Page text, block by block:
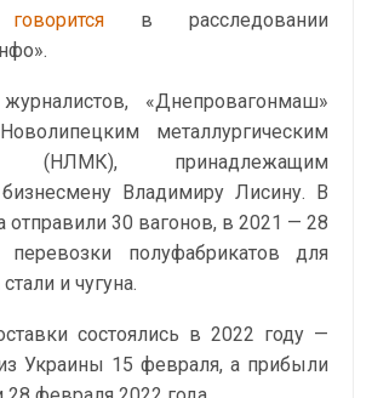
говорится в расследовании
«Днепровагонмаш»
металлургическим
(НЛМК), принадлежащим
Владимиру Лисину. В
отправили 30 вагонов, в 2021 — 28
полуфабрикатов для
и чугуна.
состоялись в 2022 году —
Украины 15 февраля, а прибыли